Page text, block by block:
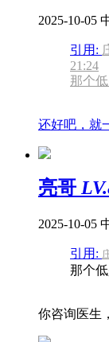
2025-10-05
引用:
21:24
那个
还好吧，就
亮哥
2025-10-05
引用:
那个
你咨询医生